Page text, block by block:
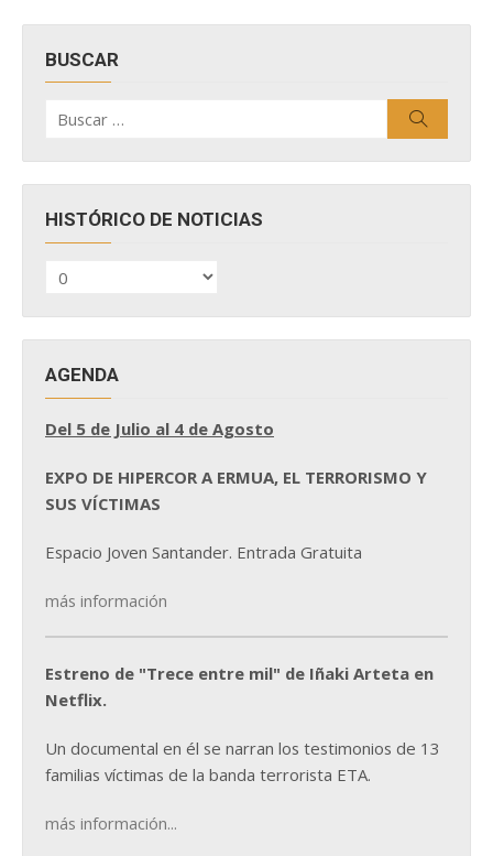
BUSCAR
por:
HISTÓRICO DE NOTICIAS
DE
AGENDA
Del 5 de Julio al 4 de Agosto
EXPO DE HIPERCOR A ERMUA, EL TERRORISMO Y
SUS VÍCTIMAS
Espacio Joven Santander. Entrada Gratuita
más información
Estreno de "Trece entre mil" de Iñaki Arteta en
Netflix.
Un documental en él se narran los testimonios de 13
familias víctimas de la banda terrorista ETA.
más información...